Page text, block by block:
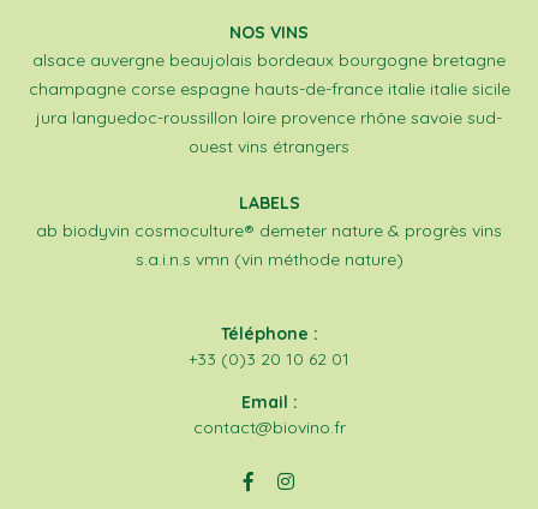
NOS VINS
alsace auvergne beaujolais bordeaux bourgogne bretagne
champagne corse espagne hauts-de-france italie italie sicile
jura languedoc-roussillon loire provence rhône savoie sud-
ouest vins étrangers
LABELS
ab biodyvin cosmoculture® demeter nature & progrès vins
s.a.i.n.s vmn (vin méthode nature)
Téléphone :
+33 (0)3 20 10 62 01
Email :
contact@biovino.fr